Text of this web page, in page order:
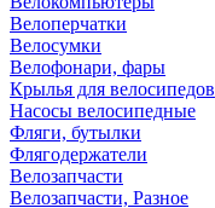
Велоперчатки
Велосумки
Велофонари, фары
Крылья для велосипедов
Насосы велосипедные
Фляги, бутылки
Флягодержатели
Велозапчасти
Велозапчасти, Разное